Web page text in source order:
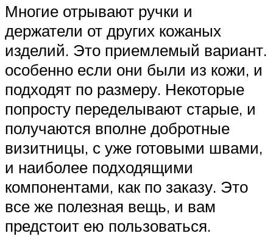
Многие отрывают ручки и
держатели от других кожаных
изделий. Это приемлемый вариант.
особенно если они были из кожи, и
подходят по размеру. Некоторые
попросту переделывают старые, и
получаются вполне добротные
визитницы, с уже готовыми швами,
и наиболее подходящими
компонентами, как по заказу. Это
все же полезная вещь, и вам
предстоит ею пользоваться.